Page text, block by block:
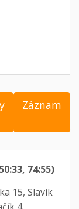
Záznam
74:55)
15, Slavík